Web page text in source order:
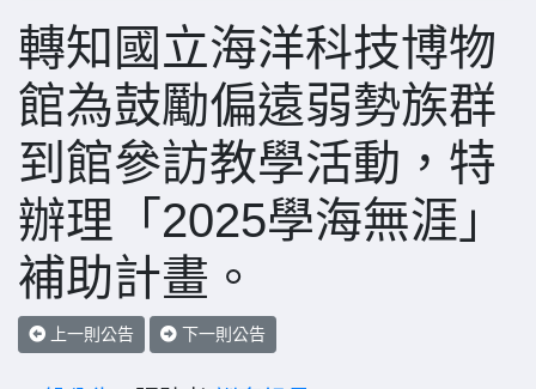
轉知國立海洋科技博物
館為鼓勵偏遠弱勢族群
到館參訪教學活動，特
辦理「2025學海無涯」
補助計畫。
上一則公告 下一則公告